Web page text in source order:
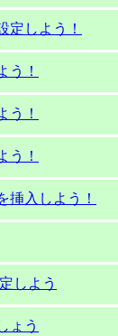
定しよう！
う！
う！
う！
挿入しよう！
しよう
ょう